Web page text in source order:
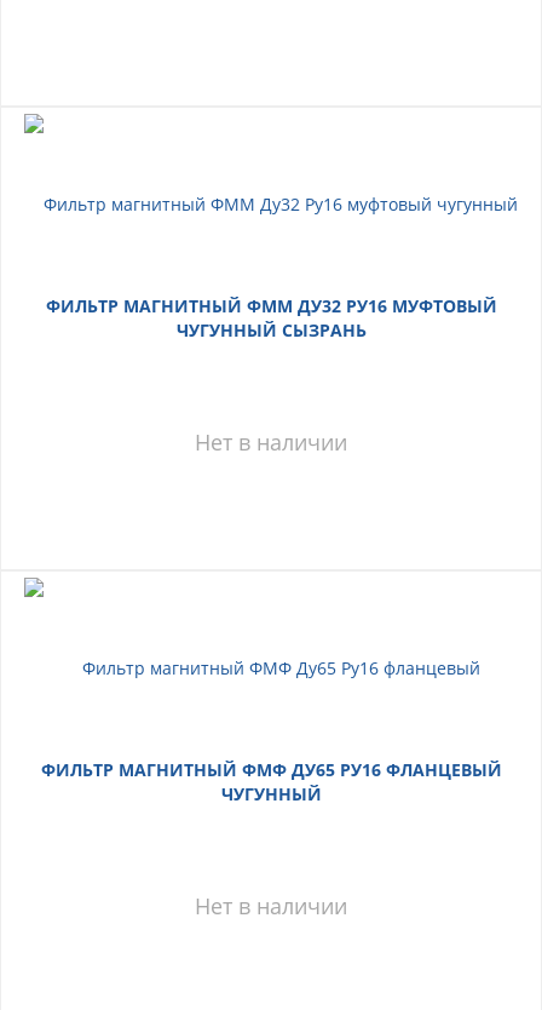
ФИЛЬТР МАГНИТНЫЙ ФММ ДУ32 РУ16 МУФТОВЫЙ
ЧУГУННЫЙ СЫЗРАНЬ
Нет в наличии
ФИЛЬТР МАГНИТНЫЙ ФМФ ДУ65 РУ16 ФЛАНЦЕВЫЙ
ЧУГУННЫЙ
Нет в наличии